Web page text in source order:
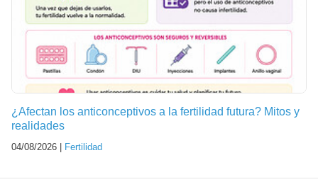
¿Afectan los anticonceptivos a la fertilidad futura? Mitos y
realidades
04/08/2026 | Fertilidad